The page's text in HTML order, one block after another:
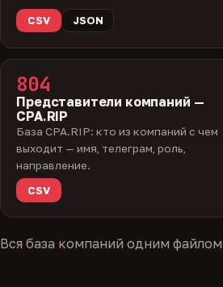
CSV JSON
804
Представители компаний —
CPA.RIP
База CPA.RIP: кто из компаний с чем
выходит — имя, телеграм, роль,
направление.
CSV
Вся база компаний одним